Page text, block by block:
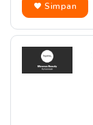
Simpan